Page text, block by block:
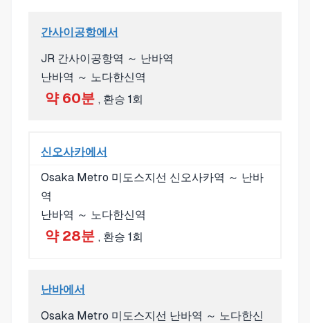
간사이공항에서
JR 간사이공항역 ～ 난바역
난바역 ～ 노다한신역
약 60분 , 환승 1회
신오사카에서
Osaka Metro 미도스지선 신오사카역 ～ 난바
역
난바역 ～ 노다한신역
약 28분 , 환승 1회
난바에서
Osaka Metro 미도스지선 난바역 ～ 노다한신